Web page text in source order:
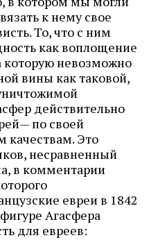
к нему свое
То, что с ним
как воплощение
которую невозможно
вины как таковой,
действительно
по своей
качествам. Это
несравненный
в комментарии
евреи в 1842
Агасфера
для евреев: